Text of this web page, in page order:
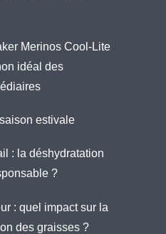
Merinos Cool-Lite
idéal des
estivale
: la déshydratation
?
: quel impact sur la
des graisses ?